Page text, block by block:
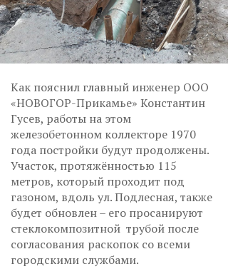
Как пояснил главный инженер ООО
«НОВОГОР-Прикамье» Константин
Гусев, работы на этом
железобетонном коллекторе 1970
года постройки будут продолжены.
Участок, протяжённостью 115
метров, который проходит под
газоном, вдоль ул. Подлесная, также
будет обновлен – его просанируют
стеклокомпозитной трубой после
согласования раскопок со всеми
городскими службами.